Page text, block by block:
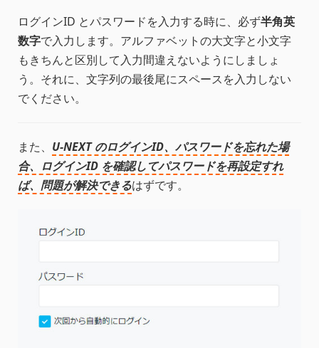
ログインID とパスワードを入力する時に、必ず半角英
数字で入力します。アルファベットの大文字と小文字
もきちんと区別して入力間違えないようにしましょ
う。それに、文字列の最後尾にスペースを入力しない
でください。
また、 U-NEXT のログインID、パスワードを忘れた場
合、ログインID を確認してパスワードを再設定すれ
ば、問題が解決できるはずです。